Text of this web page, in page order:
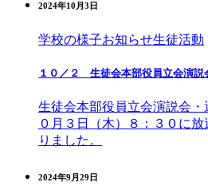
2024年10月3日
学校の様子お知らせ生徒活動
１０／２ 生徒会本部役員立会演説
生徒会本部役員立会演説会・
０月３日（木）８：３０に
りました。
2024年9月29日